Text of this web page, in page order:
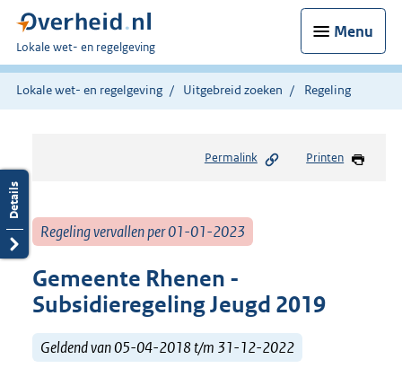
Menu
U
bent
hier:
Lokale wet- en regelgeving
Lokale wet- en regelgeving Uitgebreid zoeken Regeling
Permalink Printen
Regeling vervallen per 01-01-2023
Gemeente Rhenen -
Subsidieregeling Jeugd 2019
Geldend van 05-04-2018 t/m 31-12-2022